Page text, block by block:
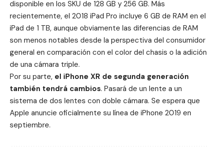
disponible en los SKU de 128 GB y 256 GB. Más
recientemente, el 2018 iPad Pro incluye 6 GB de RAM en el
iPad de 1 TB, aunque obviamente las diferencias de RAM
son menos notables desde la perspectiva del consumidor
general en comparación con el color del chasis o la adición
de una cámara triple.
Por su parte, el iPhone XR de segunda generación
también tendrá cambios. Pasará de un lente a un
sistema de dos lentes con doble cámara. Se espera que
Apple anuncie oficialmente su línea de iPhone 2019 en
septiembre.